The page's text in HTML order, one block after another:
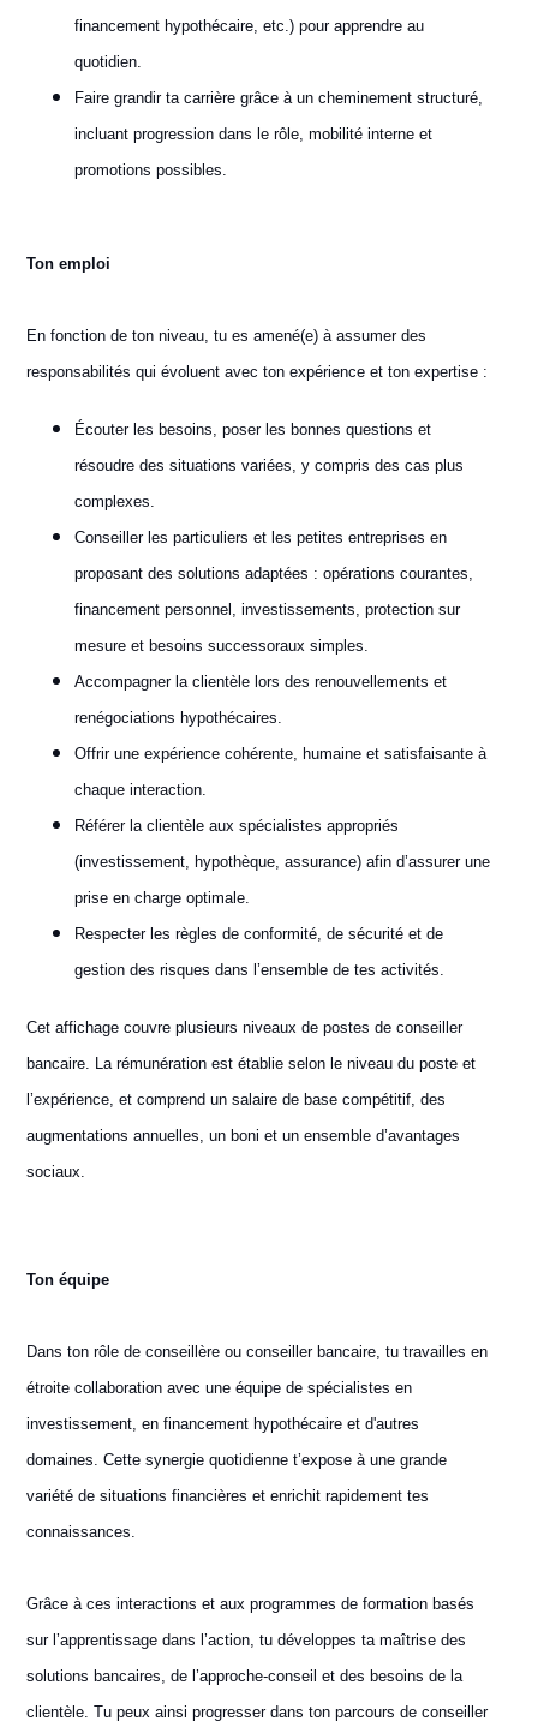
financement hypothécaire, etc.) pour apprendre au
quotidien.
Faire grandir ta carrière grâce à un cheminement structuré,
incluant progression dans le rôle, mobilité interne et
promotions possibles.
Ton emploi
En fonction de ton niveau, tu es amené(e) à assumer des
responsabilités qui évoluent avec ton expérience et ton expertise :
Écouter les besoins, poser les bonnes questions et
résoudre des situations variées, y compris des cas plus
complexes.
Conseiller les particuliers et les petites entreprises en
proposant des solutions adaptées : opérations courantes,
financement personnel, investissements, protection sur
mesure et besoins successoraux simples.
Accompagner la clientèle lors des renouvellements et
renégociations hypothécaires.
Offrir une expérience cohérente, humaine et satisfaisante à
chaque interaction.
Référer la clientèle aux spécialistes appropriés
(investissement, hypothèque, assurance) afin d’assurer une
prise en charge optimale.
Respecter les règles de conformité, de sécurité et de
gestion des risques dans l’ensemble de tes activités.
Cet affichage couvre plusieurs niveaux de postes de conseiller
bancaire. La rémunération est établie selon le niveau du poste et
l’expérience, et comprend un salaire de base compétitif, des
augmentations annuelles, un boni et un ensemble d’avantages
sociaux.
Ton équipe
Dans ton rôle de conseillère ou conseiller bancaire, tu travailles en
étroite collaboration avec une équipe de spécialistes en
investissement, en financement hypothécaire et d'autres
domaines. Cette synergie quotidienne t’expose à une grande
variété de situations financières et enrichit rapidement tes
connaissances.
Grâce à ces interactions et aux programmes de formation basés
sur l’apprentissage dans l’action, tu développes ta maîtrise des
solutions bancaires, de l’approche‑conseil et des besoins de la
clientèle. Tu peux ainsi progresser dans ton parcours de conseiller